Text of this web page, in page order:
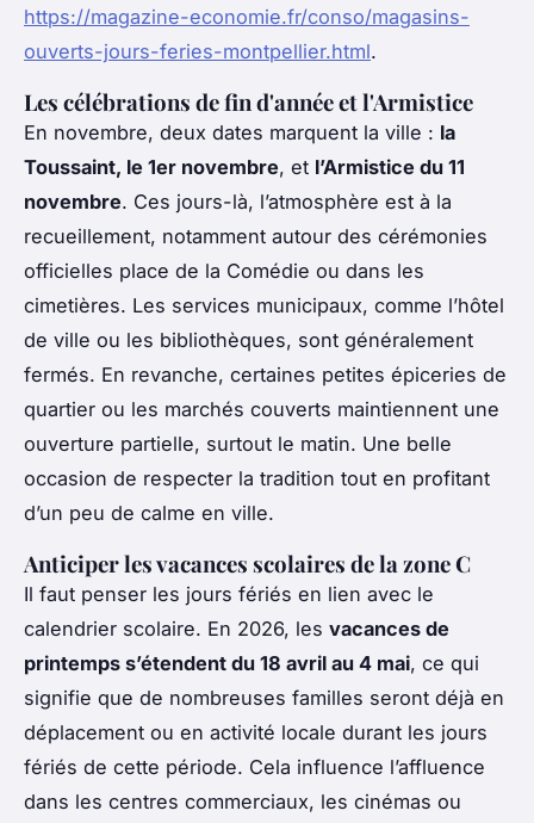
https://magazine-economie.fr/conso/magasins-
ouverts-jours-feries-montpellier.html.
Les célébrations de fin d'année et l'Armistice
En novembre, deux dates marquent la ville : la
Toussaint, le 1er novembre, et l’Armistice du 11
novembre. Ces jours-là, l’atmosphère est à la
recueillement, notamment autour des cérémonies
officielles place de la Comédie ou dans les
cimetières. Les services municipaux, comme l’hôtel
de ville ou les bibliothèques, sont généralement
fermés. En revanche, certaines petites épiceries de
quartier ou les marchés couverts maintiennent une
ouverture partielle, surtout le matin. Une belle
occasion de respecter la tradition tout en profitant
d’un peu de calme en ville.
Anticiper les vacances scolaires de la zone C
Il faut penser les jours fériés en lien avec le
calendrier scolaire. En 2026, les vacances de
printemps s’étendent du 18 avril au 4 mai, ce qui
signifie que de nombreuses familles seront déjà en
déplacement ou en activité locale durant les jours
fériés de cette période. Cela influence l’affluence
dans les centres commerciaux, les cinémas ou